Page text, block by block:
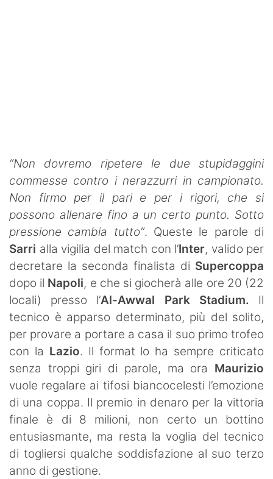
Tennis
Vela
SHOP LAZIO
Contatti
“Non dovremo ripetere le due stupidaggini
commesse contro i nerazzurri in campionato.
Non firmo per il pari e per i rigori, che si
possono allenare fino a un certo punto. Sotto
pressione cambia tutto”. Queste le parole di
Sarri alla vigilia del match con l’Inter, valido per
decretare la seconda finalista di Supercoppa
dopo il Napoli, e che si giocherà alle ore 20 (22
locali) presso l’Al-Awwal Park Stadium. Il
tecnico è apparso determinato, più del solito,
per provare a portare a casa il suo primo trofeo
con la Lazio. Il format lo ha sempre criticato
senza troppi giri di parole, ma ora Maurizio
vuole regalare ai tifosi biancocelesti l’emozione
di una coppa. Il premio in denaro per la vittoria
finale è di 8 milioni, non certo un bottino
entusiasmante, ma resta la voglia del tecnico
di togliersi qualche soddisfazione al suo terzo
anno di gestione.